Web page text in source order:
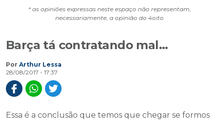
* as opiniões expressas neste espaço não representam,
necessariamente, a opinião do 4oito
Barça tá contratando mal...
Por Arthur Lessa
28/08/2017 - 17:37
Essa é a conclusão que temos que chegar se formos